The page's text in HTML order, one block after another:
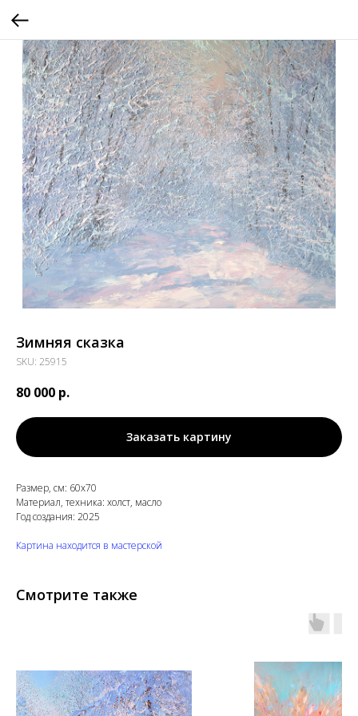
Зимняя сказка
SKU: 25915
80 000 р.
Заказать картину
Размер, см: 60х70
Материал, техника: холст, масло
Год создания: 2025
Картина находится в мастерской
Смотрите также